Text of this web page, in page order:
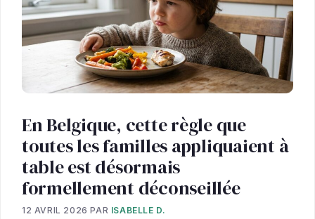
En Belgique, cette règle que
toutes les familles appliquaient à
table est désormais
formellement déconseillée
12 AVRIL 2026 PAR ISABELLE D.